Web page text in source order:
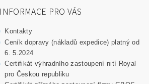
INFORMACE PRO VÁS
Kontakty
Ceník dopravy (nákladů expedice) platný od
6. 5.2024
Certifikát výhradního zastoupení nití Royal
pro Českou republiku